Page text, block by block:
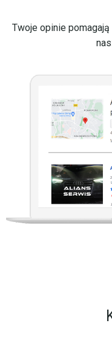
Twoje opinie